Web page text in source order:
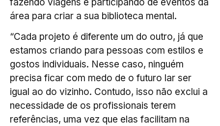
área para criar a sua biblioteca mental.
“Cada projeto é diferente um do outro, já que
estamos criando para pessoas com estilos e
gostos individuais. Nesse caso, ninguém
precisa ficar com medo de o futuro lar ser
igual ao do vizinho. Contudo, isso não exclui a
necessidade de os profissionais terem
referências, uma vez que elas facilitam na